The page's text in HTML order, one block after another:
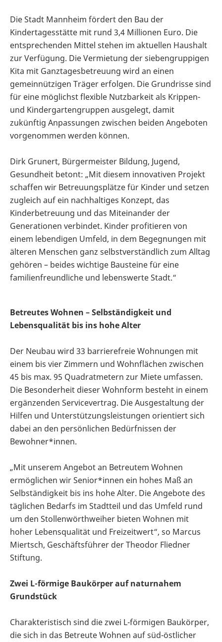
Die Stadt Mannheim fördert den Bau der
Kindertagesstätte mit rund 3,4 Millionen Euro. Die
entsprechenden Mittel stehen im aktuellen Haushalt
zur Verfügung. Die Vermietung der siebengruppigen
Kita mit Ganztagesbetreuung wird an einen
gemeinnützigen Träger erfolgen. Die Grundrisse sind
für eine möglichst flexible Nutzbarkeit als Krippen-
und Kindergartengruppen ausgelegt, damit
zukünftig Anpassungen zwischen beiden Angeboten
vorgenommen werden können.
Dirk Grunert, Bürgermeister Bildung, Jugend,
Gesundheit betont: „Mit diesem innovativen Projekt
schaffen wir Betreuungsplätze für Kinder und setzen
zugleich auf ein nachhaltiges Konzept, das
Kinderbetreuung und das Miteinander der
Generationen verbindet. Kinder profitieren von
einem lebendigen Umfeld, in dem Begegnungen mit
älteren Menschen ganz selbstverständlich zum Alltag
gehören – beides wichtige Bausteine für eine
familienfreundliche und lebenswerte Stadt.“
Betreutes Wohnen – Selbständigkeit und
Lebensqualität bis ins hohe Alter
Der Neubau wird 33 barrierefreie Wohnungen mit
einem bis vier Zimmern und Wohnflächen zwischen
45 bis max. 95 Quadratmetern zur Miete umfassen.
Die Besonderheit dieser Wohnform besteht in einem
ergänzenden Servicevertrag. Die Ausgestaltung der
Hilfen und Unterstützungsleistungen orientiert sich
dabei an den persönlichen Bedürfnissen der
Bewohner*innen.
„Mit unserem Angebot an Betreutem Wohnen
ermöglichen wir Senior*innen ein hohes Maß an
Selbständigkeit bis ins hohe Alter. Die Angebote des
täglichen Bedarfs im Stadtteil und das Umfeld rund
um den Stollenwörthweiher bieten Wohnen mit
hoher Lebensqualität und Freizeitwert“, so Marcus
Miertsch, Geschäftsführer der Theodor Fliedner
Stiftung.
Zwei L-förmige Baukörper auf naturnahem
Grundstück
Charakteristisch sind die zwei L-förmigen Baukörper,
die sich in das Betreute Wohnen auf süd-östlicher